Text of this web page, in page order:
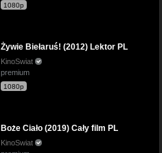
1080p
Żywie Biełaruś! (2012) Lektor PL
KinoSwiat
premium
1080p
Boże Ciało (2019) Cały film PL
KinoSwiat